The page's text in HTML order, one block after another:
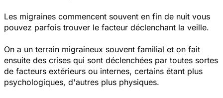
Les migraines commencent souvent en fin de nuit vous
pouvez parfois trouver le facteur déclenchant la veille.
On a un terrain migraineux souvent familial et on fait
ensuite des crises qui sont déclenchées par toutes sortes
de facteurs extérieurs ou internes, certains étant plus
psychologiques, d'autres plus physiques.